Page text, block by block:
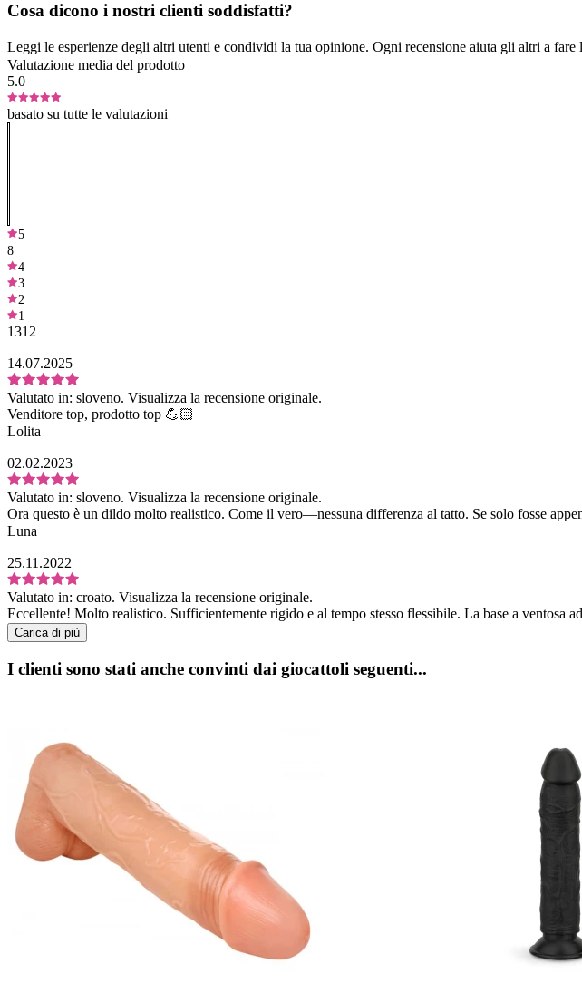
Cosa dicono i nostri clienti soddisfatti?
Leggi le esperienze degli altri utenti e condividi la tua opinione. Ogni recensione aiuta gli altri a fare
Valutazione media del prodotto
5.0
basato su tutte le valutazioni
5
8
4
3
2
1
1312
14.07.2025
Valutato in: sloveno. Visualizza la recensione originale.
Venditore top, prodotto top 💪🏻
Lolita
02.02.2023
Valutato in: sloveno. Visualizza la recensione originale.
Ora questo è un dildo molto realistico. Come il vero—nessuna differenza al tatto. Se solo fosse
Luna
25.11.2022
Valutato in: croato. Visualizza la recensione originale.
Eccellente! Molto realistico. Sufficientemente rigido e al tempo stesso flessibile. La base a ventosa
Carica di più
I clienti sono stati anche convinti dai giocattoli seguenti...